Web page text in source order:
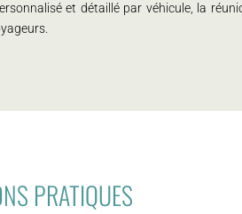
et détaillé par véhicule, la
PRATIQUES